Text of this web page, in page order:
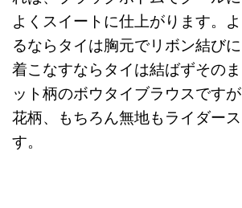
よくスイートに仕上がります。
るならタイは胸元でリボン結び
着こなすならタイは結ばずその
ット柄のボウタイブラウスです
花柄、もちろん無地もライダー
す。